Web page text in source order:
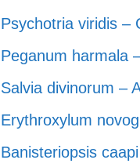
Psychotria viridis –
Peganum harmala
Salvia divinorum –
Erythroxylum
Banisteriopsis